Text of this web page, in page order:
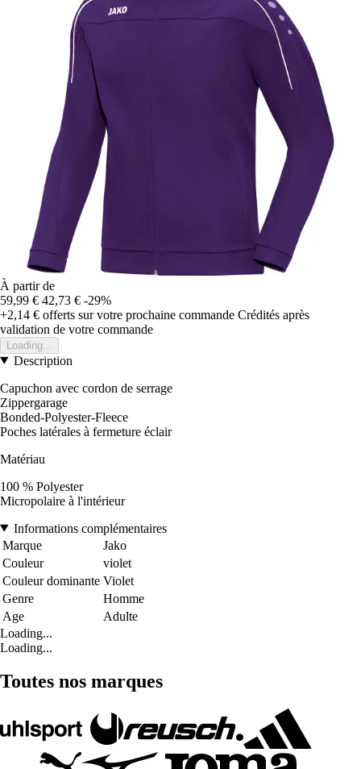
À partir de
59,99 € 42,73 € -29%
+2,14 € offerts sur votre prochaine commande Crédités après
validation de votre commande
Loading...
Description
Capuchon avec cordon de serrage
Zippergarage
Bonded-Polyester-Fleece
Poches latérales à fermeture éclair
Matériau
100 % Polyester
Micropolaire à l'intérieur
Informations complémentaires
Marque
Jako
Couleur
violet
Couleur dominante Violet
Genre
Homme
Age
Adulte
Loading...
Loading...
Toutes nos marques